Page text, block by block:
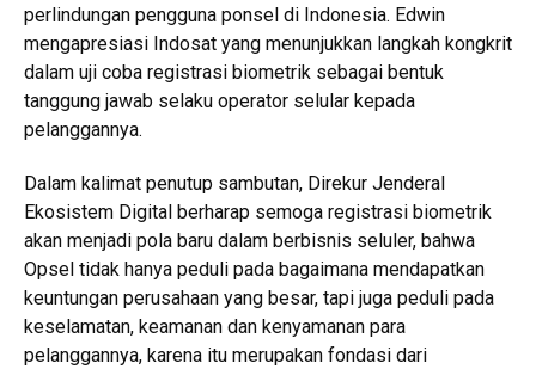
perlindungan pengguna ponsel di Indonesia. Edwin
mengapresiasi Indosat yang menunjukkan langkah kongkrit
dalam uji coba registrasi biometrik sebagai bentuk
tanggung jawab selaku operator selular kepada
pelanggannya.
Dalam kalimat penutup sambutan, Direkur Jenderal
Ekosistem Digital berharap semoga registrasi biometrik
akan menjadi pola baru dalam berbisnis seluler, bahwa
Opsel tidak hanya peduli pada bagaimana mendapatkan
keuntungan perusahaan yang besar, tapi juga peduli pada
keselamatan, keamanan dan kenyamanan para
pelanggannya, karena itu merupakan fondasi dari